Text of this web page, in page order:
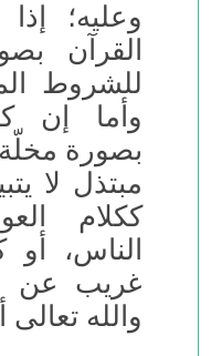
وعليه؛
القرآن
للشروط
وأما إن
بصورة
مبتذل لا
ككلام
الناس، أو
غريب عن
والله تعالى